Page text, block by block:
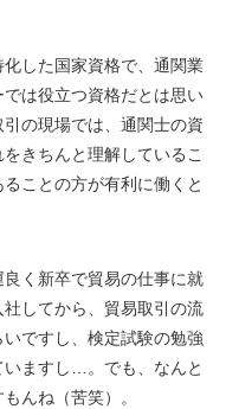
した国家資格で、通関業
は役立つ資格だとは思い
の現場では、通関士の資
きちんと理解しているこ
ことの方が有利に働くと
く新卒で貿易の仕事に就
してから、貿易取引の流
ですし、検定試験の勉強
いますし…。でも、なんと
んね（苦笑）。